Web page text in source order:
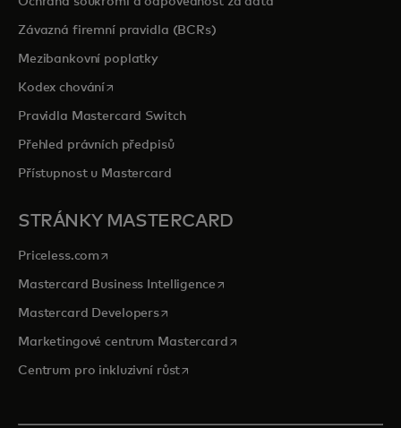
Závazná firemní pravidla (BCRs)
Mezibankovní poplatky
Kodex chováníopens in a new tab
Pravidla Mastercard Switch
Přehled právních předpisů
Přístupnost u Mastercard
STRÁNKY MASTERCARD
Priceless.com opens in a new tab
Mastercard Business Intelligenceopens in a new tab
Mastercard Developersopens in a new tab
Marketingové centrum Mastercardopens in a new tab
Centrum pro inkluzivní růstopens in a new tab